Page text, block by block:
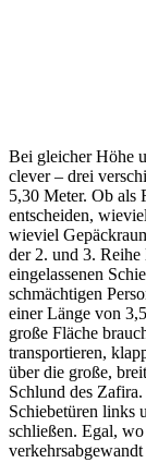
Bei gleicher Höhe
clever – drei
5,30 Meter. Ob als
entscheiden,
wieviel
der 2. und 3. Reihe
eingelassenen
schmächtigen
einer Länge von
große Fläche
transportieren,
über die große,
Schlund des
Schiebetüren links
schließen. Egal,